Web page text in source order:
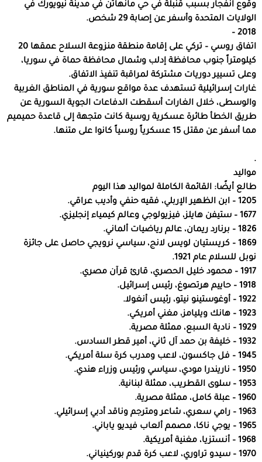
وقوع انفجار بسبب قنبلة في حي مانهاتن في مدينة نيويورك في
الولايات المتحدة وأسفر عن إصابة 29 شخص.
2018 –
اتفاق روسي – تركي على إقامة منطقة منزوعة السلاح عمقها 20
كيلومتراً جنوب محافظة إدلب وشمال محافظة حماة في سوريا،
وعلى تسيير دوريات مشتركة لمراقبة تنفيذ الاتفاق.
غارات إسرائيلية تستهدف عدة مواقع سورية في المناطق الغربية
والوسطى، خلال الغارات أسقطت الدفاعات الجوية السورية عن
طريق الخطأ طائرة عسكرية روسية كانت متجهة إلى قاعدة حميميم
مما أسفر عن مقتل 15 عسكرياً روسياً كانوا على متنها.
.
مواليد
طالع أيضًا: القائمة الكاملة لمواليد هذا اليوم
1205 – ابن الظهير الإربلي، فقيه حنفي وأديب عراقي.
1677 – ستيفن هايلز، فيزيولوجي وعالم كيمياء إنجليزي.
1826 – برنارد ريمان، عالم رياضيات ألماني.
1869 – كريستيان لويس لانج، سياسي نرويجي حاصل على جائزة
نوبل للسلام عام 1921.
1917 – محمود خليل الحصري، قارئ قرآن مصري.
1918 – حاييم هرتصوغ، رئيس إسرائيل.
1922 – أوغوستينو نيتو، رئيس أنغولا.
1923 – هانك ويليامز، مغني أمريكي.
1929 – نادية السبع، ممثلة مصرية.
1932 – خليفة بن حمد آل ثاني، أمير قطر السادس.
1945 – فل جاكسون، لاعب ومدرب كرة سلة أمريكي.
1950 – ناريندرا مودي، سياسي ورئيس وزراء هندي.
1953 – سلوى القطريب، ممثلة لبنانية.
1960 – عبلة كامل، ممثلة مصرية.
1963 – رامي سعري، شاعر ومترجم وناقد أدبي إسرائيلي.
1965 – يوجي ناكا، مصمم ألعاب فيديو ياباني.
1968 – أنستزيا، مغنية أمريكية.
1970 – سيدو تراوري، لاعب كرة قدم بوركينياني.